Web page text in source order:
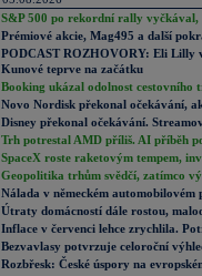
S&P 500 po rekordní rally vyčkával,
Prémiové akcie, Mag495 a další
PODCAST ROZHOVORY: Eli Lilly
Kunové teprve na začátku
Booking ukázal odolnost cestovního
Novo Nordisk překonal očekávání,
Disney překonal očekávání.
Trh potrestal AMD příliš. AI příběh
SpaceX roste raketovým tempem,
Geopolitika trhům svědčí, zatímco
Nálada v německém automobilovém
Útraty domácností dále rostou,
Inflace v červenci lehce zrychlila.
Bezvavlasy potvrzuje celoroční
Rozbřesk: České úspory na